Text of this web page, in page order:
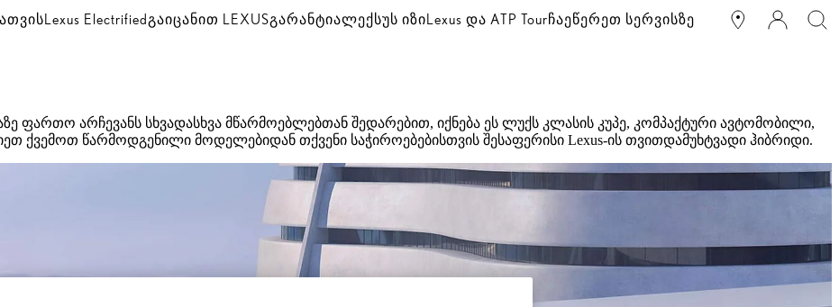
Lexus Electrifiedგაიცანით LEXUSგარანტიალექსუს იზიLexus და ATP Tourჩაეწერეთ სერვისზე
ფართო არჩევანს სხვადასხვა მწარმოებლებთან შედარებით, იქნება ეს ლუქს კლასის კუპე, კომპაქტური ავტომობილი,
ქვემოთ წარმოდგენილი მოდელებიდან თქვენი საჭიროებებისთვის შესაფერისი Lexus-ის თვითდამუხტვადი ჰიბრიდი.